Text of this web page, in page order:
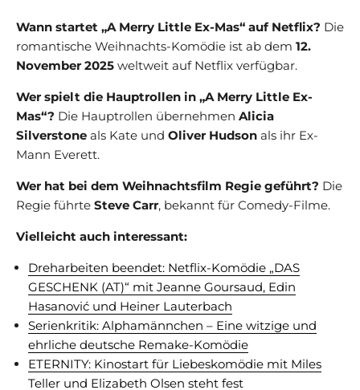
Wann startet „A Merry Little Ex-Mas“ auf Netflix? Die
romantische Weihnachts-Komödie ist ab dem 12.
November 2025 weltweit auf Netflix verfügbar.
Wer spielt die Hauptrollen in „A Merry Little Ex-
Mas“? Die Hauptrollen übernehmen Alicia
Silverstone als Kate und Oliver Hudson als ihr Ex-
Mann Everett.
Wer hat bei dem Weihnachtsfilm Regie geführt? Die
Regie führte Steve Carr, bekannt für Comedy-Filme.
Vielleicht auch interessant:
Dreharbeiten beendet: Netflix-Komödie „DAS
GESCHENK (AT)“ mit Jeanne Goursaud, Edin
Hasanović und Heiner Lauterbach
Serienkritik: Alphamännchen – Eine witzige und
ehrliche deutsche Remake-Komödie
ETERNITY: Kinostart für Liebeskomödie mit Miles
Teller und Elizabeth Olsen steht fest